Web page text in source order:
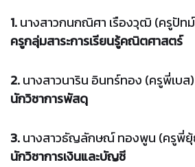
1.นางสาวกนกณิศา เรืองวุฒิ (ครูปัท
ครูกลุ่มสาระการเรียนรู้คณิตศาสตร์
2.นางสาวนาริน อินทร์ทอง (ครูพี่เบส)
นักวิชาการพัสดุ
3.นางสาวธัญลักษณ์ ทองพูน (ครูพี่
นักวิชาการเงินและบัญชี